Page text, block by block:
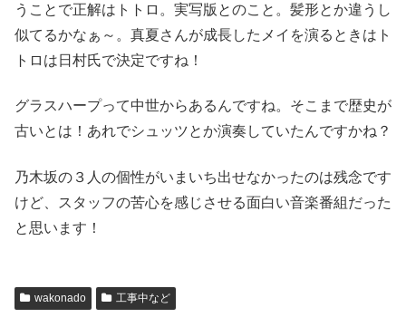
うことで正解はトトロ。実写版とのこと。髪形とか違うし
似てるかなぁ～。真夏さんが成長したメイを演るときはト
トロは日村氏で決定ですね！
グラスハープって中世からあるんですね。そこまで歴史が
古いとは！あれでシュッツとか演奏していたんですかね？
乃木坂の３人の個性がいまいち出せなかったのは残念です
けど、スタッフの苦心を感じさせる面白い音楽番組だった
と思います！
wakonado 工事中など